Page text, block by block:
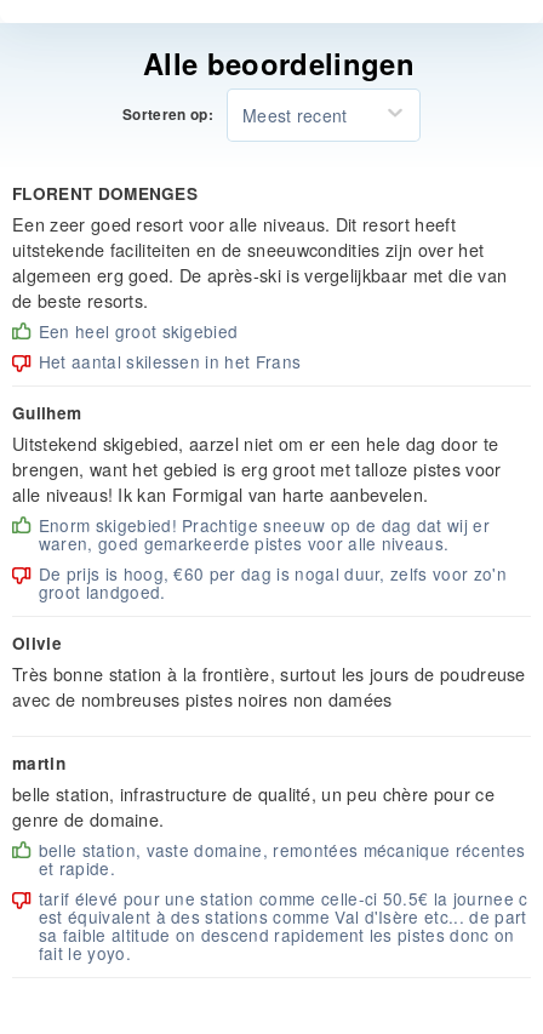
Alle beoordelingen
Sorteren op: Meest recent
FLORENT DOMENGES
Een zeer goed resort voor alle niveaus. Dit resort heeft
uitstekende faciliteiten en de sneeuwcondities zijn over het
algemeen erg goed. De après-ski is vergelijkbaar met die van
de beste resorts.
Een heel groot skigebied
Het aantal skilessen in het Frans
Guilhem
Uitstekend skigebied, aarzel niet om er een hele dag door te
brengen, want het gebied is erg groot met talloze pistes voor
alle niveaus! Ik kan Formigal van harte aanbevelen.
Enorm skigebied! Prachtige sneeuw op de dag dat wij er
waren, goed gemarkeerde pistes voor alle niveaus.
De prijs is hoog, €60 per dag is nogal duur, zelfs voor zo'n
groot landgoed.
Olivie
Très bonne station à la frontière, surtout les jours de poudreuse
avec de nombreuses pistes noires non damées
martin
belle station, infrastructure de qualité, un peu chère pour ce
genre de domaine.
belle station, vaste domaine, remontées mécanique récentes
et rapide.
tarif élevé pour une station comme celle-ci 50.5€ la journee c
est équivalent à des stations comme Val d'Isère etc... de part
sa faible altitude on descend rapidement les pistes donc on
fait le yoyo.